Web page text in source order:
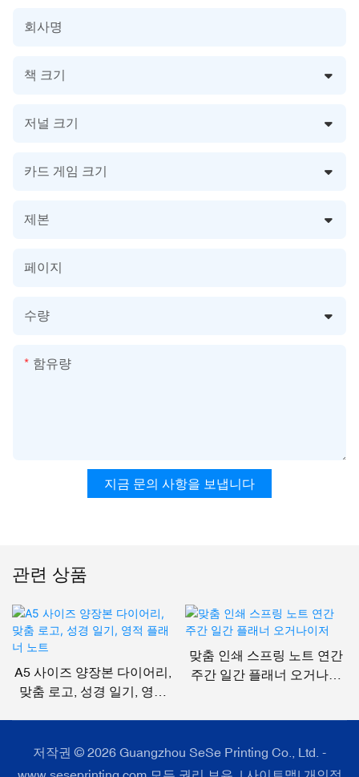
회사명
책 크기
저널 크기
카드 게임 크기
제본
페이지
수량
함유량
지금 문의 사항을 보냅니다
관련 상품
A5 사이즈 양장본 다이어리,
맞춤 로고, 성경 일기, 영적
맞춤 인쇄 스프링 노트 연간
주간 일간 플래너 오거나이
저작권 © 2026 Guangzhou SeSe Printing Co., Ltd. -